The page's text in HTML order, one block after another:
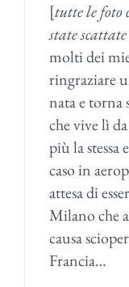
[tutte le foto
state
molti dei
ringraziare
nata e torna
che vive lì
più la stessa
caso in
attesa di
Milano che
causa
Francia…